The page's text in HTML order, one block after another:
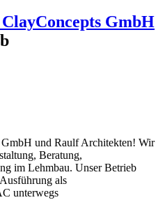
GmbH
und Raulf Architekten! Wir
Beratung,
im Lehmbau. Unser Betrieb
als
unterwegs